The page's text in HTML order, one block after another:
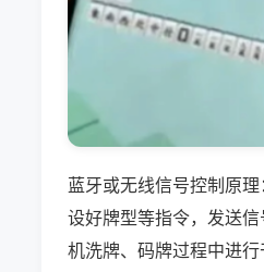
蓝牙或无线信号控制原
设好牌型等指令，发送
机洗牌、码牌过程中进行